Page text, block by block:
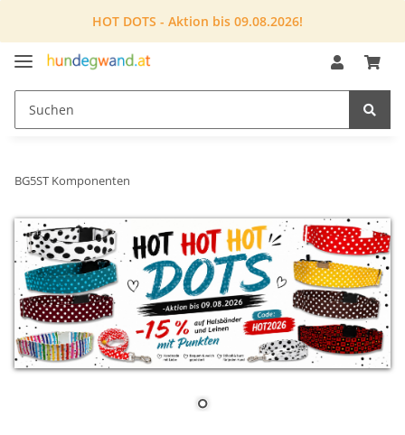
HOT DOTS - Aktion bis 09.08.2026!
BG5ST Komponenten